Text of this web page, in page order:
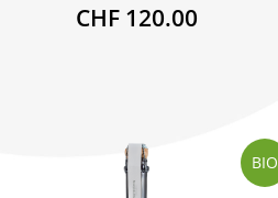
CHF 120.00
BIO